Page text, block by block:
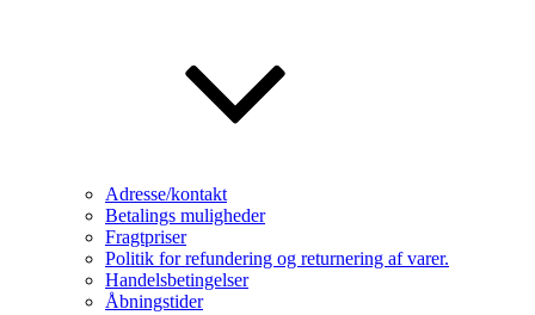
Adresse/kontakt
Betalings muligheder
Fragtpriser
Politik for refundering og returnering af varer.
Handelsbetingelser
Åbningstider